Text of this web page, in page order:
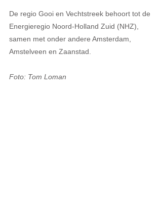
De regio Gooi en Vechtstreek behoort tot de
Energieregio Noord-Holland Zuid (NHZ),
samen met onder andere Amsterdam,
Amstelveen en Zaanstad.
Foto: Tom Loman